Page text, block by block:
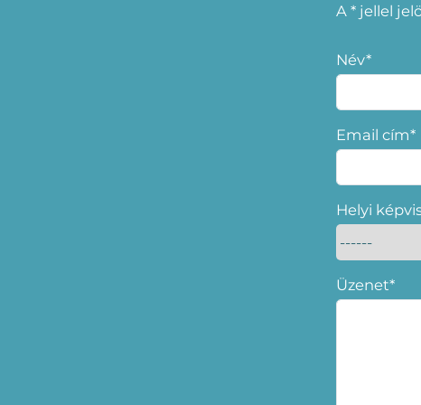
A * jellel
Név*
Email cím*
Helyi
Üzenet*